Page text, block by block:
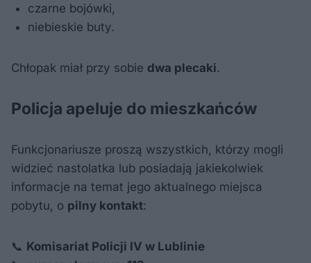
czarne bojówki,
niebieskie buty.
Chłopak miał przy sobie dwa plecaki.
Policja apeluje do mieszkańców
Funkcjonariusze proszą wszystkich, którzy mogli
widzieć nastolatka lub posiadają jakiekolwiek
informacje na temat jego aktualnego miejsca
pobytu, o pilny kontakt:
📞 Komisariat Policji IV w Lublinie